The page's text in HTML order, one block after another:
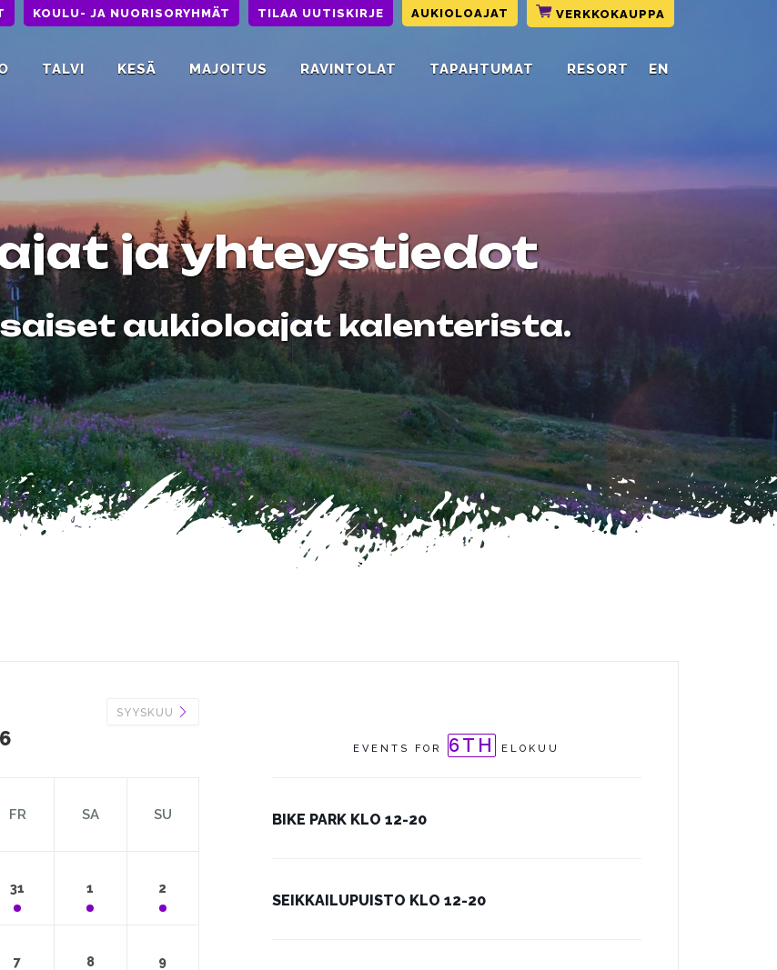
KOULU- JA NUORISORYHMÄT TILAA UUTISKIRJE AUKIOLOAJAT VERKKOKAUPPA
TALVI KESÄ MAJOITUS RAVINTOLAT TAPAHTUMAT RESORT EN
ja yhteystiedot
aukioloajat kalenterista.
SYYSKUU
FR SA SU
31 1 2
7 8 9
EVENTS FOR 6TH ELOKUU
BIKE PARK KLO 12-20
SEIKKAILUPUISTO KLO 12-20